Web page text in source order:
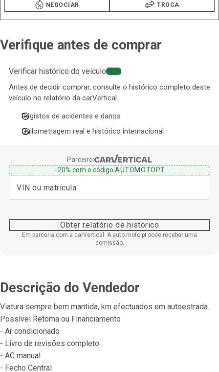
NEGOCIAR TROCA
Verifique antes de comprar
Verificar histórico do veículo−20%
Antes de decidir comprar, consulte o histórico completo deste
veículo no relatório da carVertical.
Registos de acidentes e danos
Quilometragem real e histórico internacional
Parceiro:
−20%com o código AUTOMOTOPT
Obter relatório de histórico
Em parceria com a carVertical. A auto.moto.pt pode receber uma
comissão.
Descrição do Vendedor
Viatura sempre bem mantida, km efectuados em autoestrada.
Possível Retoma ou Financiamento
- Ar condicionado
- Livro de revisões completo
- AC manual
- Fecho Central